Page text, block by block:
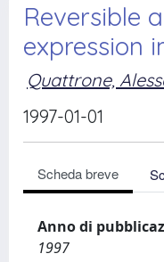
Reversible
expression
Quattrone,
1997-01-01
Scheda breve
Anno di
1997